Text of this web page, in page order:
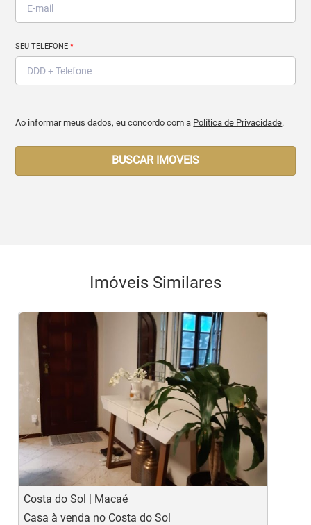
SEU TELEFONE*
Ao informar meus dados, eu concordo com a Política de Privacidade.
BUSCAR IMOVEIS
Imóveis Similares
< <
‹
Previous
›
Next
Costa do Sol | Macaé
Casa à venda no Costa do Sol